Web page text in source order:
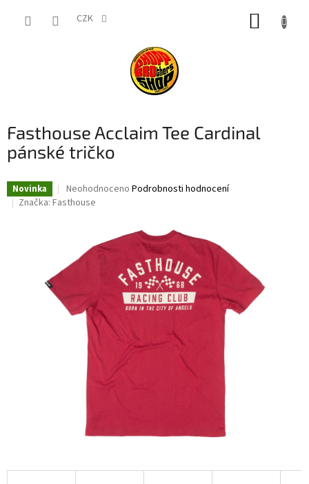
CZK
Fasthouse Acclaim Tee Cardinal
pánské tričko
Novinka
Průměrné
hodnocení
5
Neohodnoceno Podrobnosti hodnocení
Značka: Fasthouse